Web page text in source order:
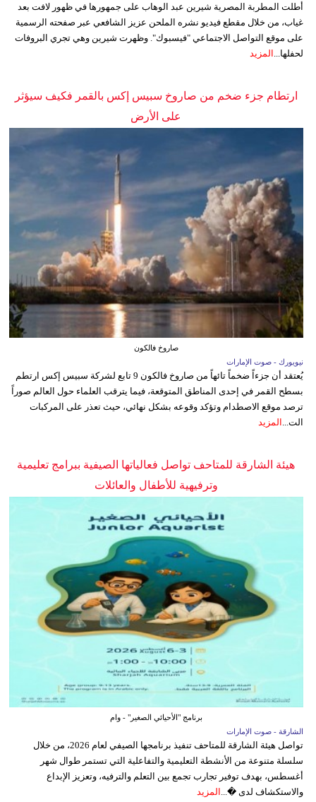
أطلت المطربة المصرية شيرين عبد الوهاب على جمهورها في ظهور لافت بعد
غياب، من خلال مقطع فيديو نشره الملحن عزيز الشافعي عبر صفحته الرسمية
على موقع التواصل الاجتماعي "فيسبوك". وظهرت شيرين وهي تجري البروفات
لحفلها... المزيد
ارتطام جزء ضخم من صاروخ سبيس إكس بالقمر فكيف سيؤثر
على الأرض
صاروخ فالكون
نيويورك - صوت الإمارات
يُعتقد أن جزءاً ضخماً تائهاً من صاروخ فالكون 9 تابع لشركة سبيس إكس ارتطم
بسطح القمر في إحدى المناطق المتوقعة، فيما يترقب العلماء حول العالم صوراً
ترصد موقع الاصطدام وتؤكد وقوعه بشكل نهائي، حيث تعذر على المركبات
الت... المزيد
هيئة الشارقة للمتاحف تواصل فعالياتها الصيفية ببرامج تعليمية
وترفيهية للأطفال والعائلات
برنامج "الأحيائي الصغير" - وام
الشارقة - صوت الإمارات
تواصل هيئة الشارقة للمتاحف تنفيذ برنامجها الصيفي لعام 2026، من خلال
سلسلة متنوعة من الأنشطة التعليمية والتفاعلية التي تستمر طوال شهر
أغسطس، بهدف توفير تجارب تجمع بين التعلم والترفيه، وتعزيز الإبداع
والاستكشاف لدى �... المزيد